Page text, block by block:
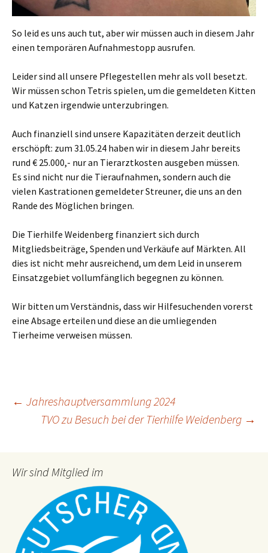
So leid es uns auch tut, aber wir müssen auch in diesem Jahr
einen temporären Aufnahmestopp ausrufen.
Leider sind all unsere Pflegestellen mehr als voll besetzt.
Wir müssen schon Tetris spielen, um die gemeldeten Kitten
und Katzen irgendwie unterzubringen.
Auch finanziell sind unsere Kapazitäten derzeit deutlich
erschöpft: zum 31.05.24 haben wir in diesem Jahr bereits
rund € 25.000,- nur an Tierarztkosten ausgeben müssen.
Es sind nicht nur die Tieraufnahmen, sondern auch die
vielen Kastrationen gemeldeter Streuner, die uns an den
Rande des Möglichen bringen.
Die Tierhilfe Weidenberg finanziert sich durch
Mitgliedsbeiträge, Spenden und Verkäufe auf Märkten. All
dies ist nicht mehr ausreichend, um dem Leid in unserem
Einsatzgebiet vollumfänglich begegnen zu können.
Wir bitten um Verständnis, dass wir Hilfesuchenden vorerst
eine Absage erteilen und diese an die umliegenden
Tierheime verweisen müssen.
Beitragsnavigation
← Jahreshauptversammlung 2024
TVO zu Besuch bei der Tierhilfe Weidenberg →
Wir sind Mitglied im